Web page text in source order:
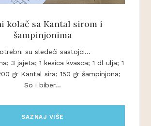
kolač sa Kantal sirom i
šampinjonima
su sledeći sastojci...
3 jajeta; 1 kesica kvasca; 1 dl ulja; 1
gr Kantal sira; 150 gr šampinjona;
So i biber...
SAZNAJ VIŠE